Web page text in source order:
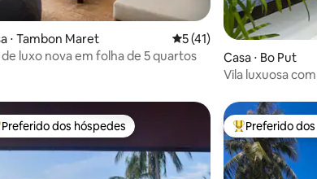
média de 5, 25 avaliações
⋅ Tambon Maret 5 de uma avaliação
5 (41)
de luxo nova em folha de 5 quartos
Casa ⋅ Bo Put
Vila luxuosa
os melhores preferidos dos hóspedes
Preferido dos hóspedes Entre os
Preferido